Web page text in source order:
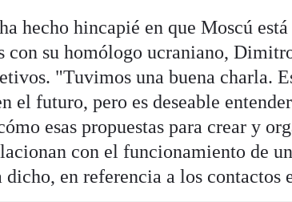
hecho hincapié en que Moscú
con su homólogo ucraniano,
"Tuvimos una buena charla.
el futuro, pero es deseable
esas propuestas para crear y
con el funcionamiento de
en referencia a los contactos